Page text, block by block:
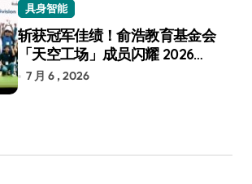
具身智能
斩获冠军佳绩！俞浩教育基金会
「天空工场」成员闪耀 2026
RoboCup 机器人世界杯
7 月 6 , 2026